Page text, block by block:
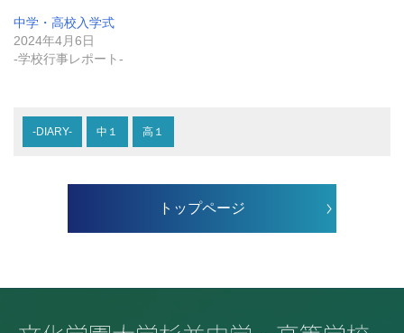
中学・高校入学式
2024年4月6日
-学校行事レポート-
-DIARY- 中１ 高１
トップページ